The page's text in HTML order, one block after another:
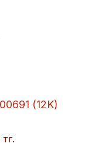
(12K)